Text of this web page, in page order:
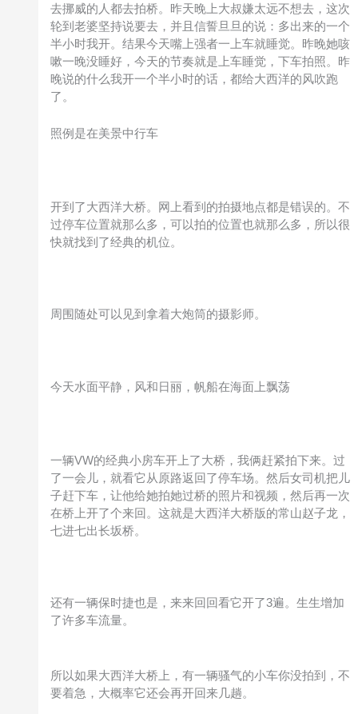
去挪威的人都去拍桥。昨天晚上大叔嫌太远不想去，这次
轮到老婆坚持说要去，并且信誓旦旦的说：多出来的一个
半小时我开。结果今天嘴上强者一上车就睡觉。昨晚她咳
嗽一晚没睡好，今天的节奏就是上车睡觉，下车拍照。昨
晚说的什么我开一个半小时的话，都给大西洋的风吹跑
了。
照例是在美景中行车
开到了大西洋大桥。网上看到的拍摄地点都是错误的。不
过停车位置就那么多，可以拍的位置也就那么多，所以很
快就找到了经典的机位。
周围随处可以见到拿着大炮筒的摄影师。
今天水面平静，风和日丽，帆船在海面上飘荡
一辆VW的经典小房车开上了大桥，我俩赶紧拍下来。过
了一会儿，就看它从原路返回了停车场。然后女司机把儿
子赶下车，让他给她拍她过桥的照片和视频，然后再一次
在桥上开了个来回。这就是大西洋大桥版的常山赵子龙，
七进七出长坂桥。
还有一辆保时捷也是，来来回回看它开了3遍。生生增加
了许多车流量。
所以如果大西洋大桥上，有一辆骚气的小车你没拍到，不
要着急，大概率它还会再开回来几趟。